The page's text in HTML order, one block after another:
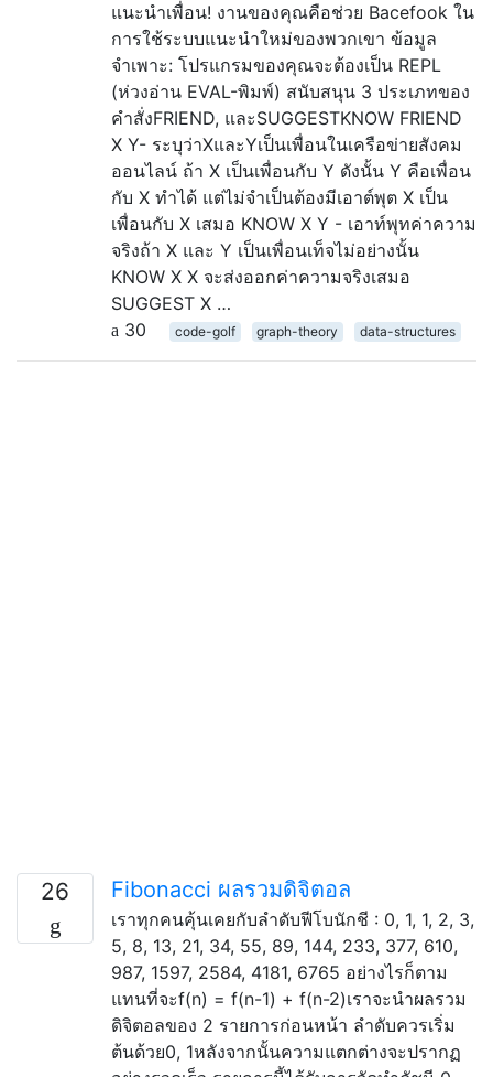
แนะนำเพื่อน! งานของคุณคือช่วย Bacefook ใน
การใช้ระบบแนะนำใหม่ของพวกเขา ข้อมูล
จำเพาะ: โปรแกรมของคุณจะต้องเป็น REPL
(ห่วงอ่าน EVAL-พิมพ์) สนับสนุน 3 ประเภทของ
คำสั่งFRIEND, และSUGGESTKNOW FRIEND
X Y- ระบุว่าXและYเป็นเพื่อนในเครือข่ายสังคม
ออนไลน์ ถ้า X เป็นเพื่อนกับ Y ดังนั้น Y คือเพื่อน
กับ X ทำได้ แต่ไม่จำเป็นต้องมีเอาต์พุต X เป็น
เพื่อนกับ X เสมอ KNOW X Y - เอาท์พุทค่าความ
จริงถ้า X และ Y เป็นเพื่อนเท็จไม่อย่างนั้น
KNOW X X จะส่งออกค่าความจริงเสมอ
SUGGEST X …
30
code-golf graph-theory data-structures
26 Fibonacci ผลรวมดิจิตอล
เราทุกคนคุ้นเคยกับลำดับฟีโบนักชี : 0, 1, 1, 2, 3,
5, 8, 13, 21, 34, 55, 89, 144, 233, 377, 610,
987, 1597, 2584, 4181, 6765 อย่างไรก็ตาม
แทนที่จะf(n) = f(n-1) + f(n-2)เราจะนำผลรวม
ดิจิตอลของ 2 รายการก่อนหน้า ลำดับควรเริ่ม
ต้นด้วย0, 1หลังจากนั้นความแตกต่างจะปรากฏ